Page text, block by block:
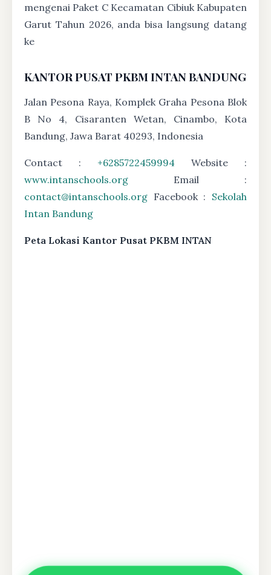
mengenai Paket C Kecamatan Cibiuk Kabupaten
Garut Tahun 2026, anda bisa langsung datang
ke
KANTOR PUSAT PKBM INTAN BANDUNG
Jalan Pesona Raya, Komplek Graha Pesona Blok
B No 4, Cisaranten Wetan, Cinambo, Kota
Bandung, Jawa Barat 40293, Indonesia
Contact : +6285722459994 Website :
www.intanschools.org Email :
contact@intanschools.org Facebook : Sekolah
Intan Bandung
Peta Lokasi Kantor Pusat PKBM INTAN